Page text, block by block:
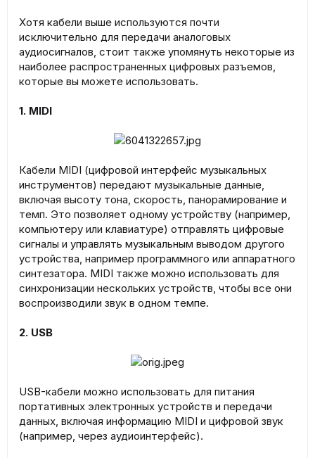
Хотя кабели выше используются почти
исключительно для передачи аналоговых
аудиосигналов, стоит также упомянуть некоторые из
наиболее распространенных цифровых разъемов,
которые вы можете использовать.
1. MIDI
Кабели MIDI (цифровой интерфейс музыкальных
инструментов) передают музыкальные данные,
включая высоту тона, скорость, панорамирование и
темп. Это позволяет одному устройству (например,
компьютеру или клавиатуре) отправлять цифровые
сигналы и управлять музыкальным выводом другого
устройства, например программного или аппаратного
синтезатора. MIDI также можно использовать для
синхронизации нескольких устройств, чтобы все они
воспроизводили звук в одном темпе.
2. USB
USB-кабели можно использовать для питания
портативных электронных устройств и передачи
данных, включая информацию MIDI и цифровой звук
(например, через аудиоинтерфейс).